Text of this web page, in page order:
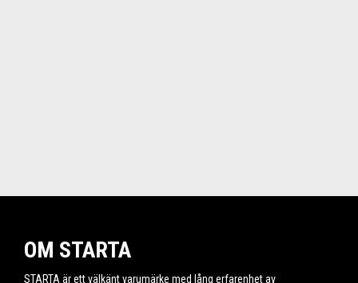
OM STARTA
STARTA är ett välkänt varumärke med lång erfarenhet av